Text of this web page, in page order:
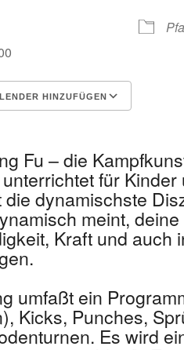
HINZUFÜGEN
Fu – die
für
die dynamischste
meint,
Kraft und auch
umfaßt ein
Kicks, Punches,
Es wird